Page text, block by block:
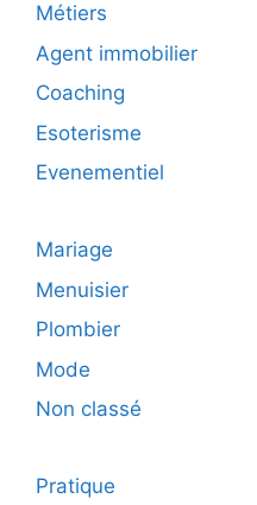
Métiers
Agent immobilier
Coaching
Esoterisme
Evenementiel
Mariage
Menuisier
Plombier
Mode
Non classé
Pratique